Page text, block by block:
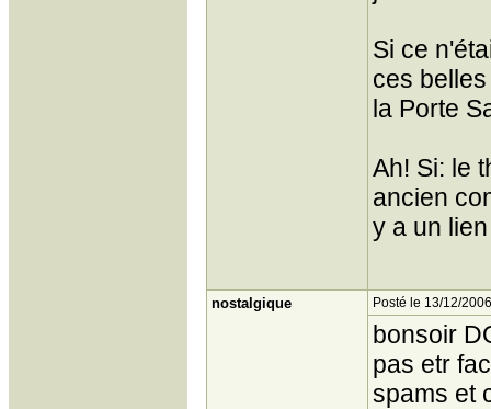
Si ce
ces
la Porte
Ah! Si: le
ancien
y a un
nostalgique Posté le 13/12/
bonsoir
pas etr
spams et